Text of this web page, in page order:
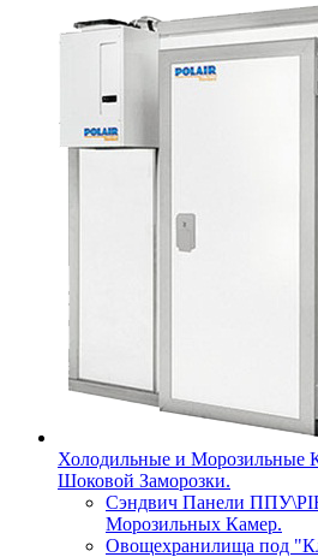
Холодильные и Морозильные
Шоковой Заморозки.
Сэндвич Панели
Морозильных Камер.
Овощехранилища под